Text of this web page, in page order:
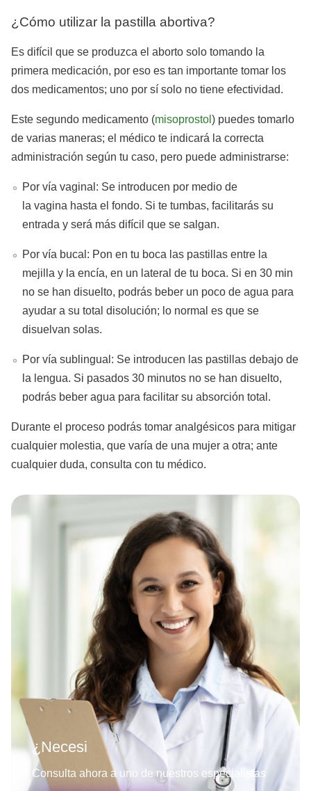
¿Cómo utilizar la pastilla abortiva?
Es difícil que se produzca el aborto solo tomando la
primera medicación, por eso es tan importante tomar los
dos medicamentos; uno por sí solo no tiene efectividad.
Este segundo medicamento (misoprostol ) puedes tomarlo
de varias maneras; el médico te indicará la correcta
administración según tu caso, pero puede administrarse:
Por vía vaginal: Se introducen por medio de
la vagina hasta el fondo. Si te tumbas, facilitarás su
entrada y será más difícil que se salgan.
Por vía bucal: Pon en tu boca las pastillas entre la
mejilla y la encía, en un lateral de tu boca. Si en 30 min
no se han disuelto, podrás beber un poco de agua para
ayudar a su total disolución; lo normal es que se
disuelvan solas.
Por vía sublingual: Se introducen las pastillas debajo de
la lengua. Si pasados 30 minutos no se han disuelto,
podrás beber agua para facilitar su absorción total.
Durante el proceso podrás tomar analgésicos para mitigar
cualquier molestia, que varía de una mujer a otra; ante
cualquier duda, consulta con tu médico.
Consulta ahora a uno de nuestros especialistas